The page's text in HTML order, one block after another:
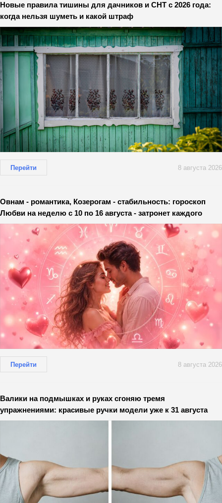
Новые правила тишины для дачников и СНТ с 2026 года:
когда нельзя шуметь и какой штраф
Перейти 8 августа 2026
Овнам - романтика, Козерогам - стабильность: гороскоп
Любви на неделю с 10 по 16 августа - затронет каждого
Перейти 8 августа 2026
Валики на подмышках и руках сгоняю тремя
упражнениями: красивые ручки модели уже к 31 августа